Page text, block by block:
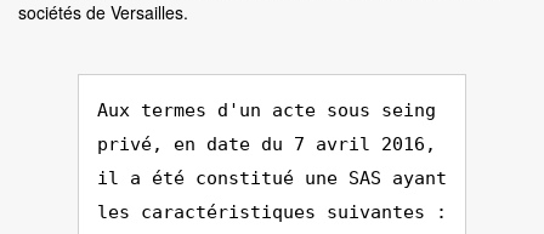
sociétés de Versailles.
Aux termes d'un acte sous seing
privé, en date du 7 avril 2016,
il a été constitué une SAS ayant
les caractéristiques suivantes :